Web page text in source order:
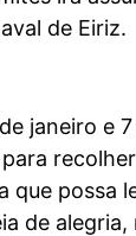
de Eiriz.
janeiro e
que possa
de